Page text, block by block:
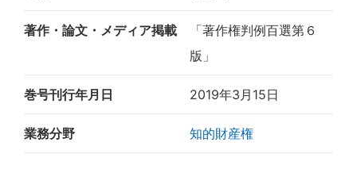
著作・論文・メディア掲載
「著作権判例百選第６
版」
巻号刊行年月日 2019年3月15日
業務分野 知的財産権